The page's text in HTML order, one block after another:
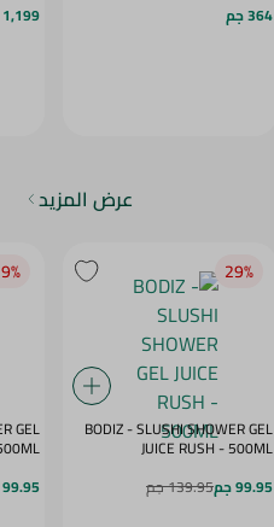
364 جم
1,199 جم
عرض المزيد
29‎%‎
BODIZ - SLUSHI SHOWER GEL
JUICE RUSH - 500ML
99.95 جم
139.95 جم
GEL
DAZE - 500ML
99.95 جم